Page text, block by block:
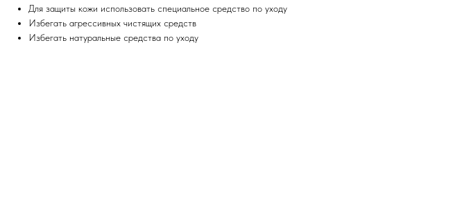
Для защиты кожи использовать специальное средство по уходу
Избегать агрессивных чистящих средств
Избегать натуральные средства по уходу